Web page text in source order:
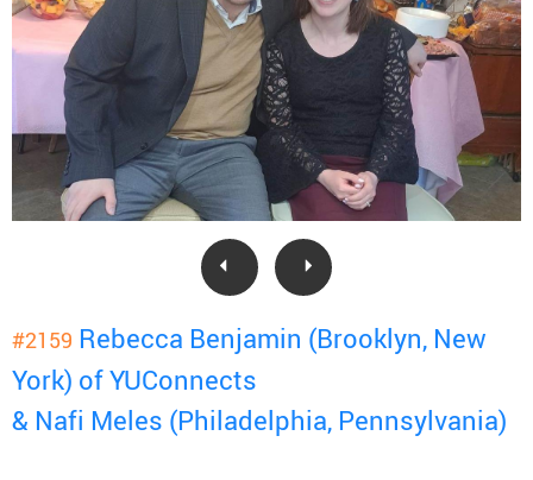
#2159 Rebecca Benjamin (Brooklyn, New
York) of YUConnects
& Nafi Meles (Philadelphia, Pennsylvania)